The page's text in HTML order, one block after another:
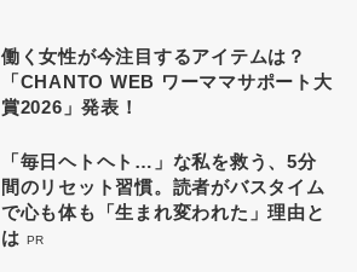
働く女性が今注目するアイテムは？
「CHANTO WEB ワーママサポート大
賞2026」発表！
「毎日ヘトヘト…」な私を救う、5分
間のリセット習慣。読者がバスタイム
で心も体も「生まれ変われた」理由と
は PR